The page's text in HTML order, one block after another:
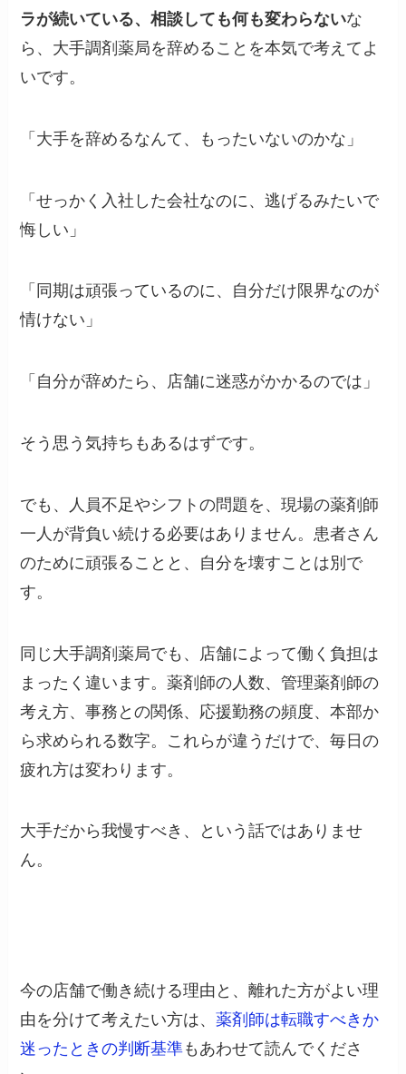
ラが続いている、相談しても何も変わらないな
ら、大手調剤薬局を辞めることを本気で考えてよ
いです。
「大手を辞めるなんて、もったいないのかな」
「せっかく入社した会社なのに、逃げるみたいで
悔しい」
「同期は頑張っているのに、自分だけ限界なのが
情けない」
「自分が辞めたら、店舗に迷惑がかかるのでは」
そう思う気持ちもあるはずです。
でも、人員不足やシフトの問題を、現場の薬剤師
一人が背負い続ける必要はありません。患者さん
のために頑張ることと、自分を壊すことは別で
す。
同じ大手調剤薬局でも、店舗によって働く負担は
まったく違います。薬剤師の人数、管理薬剤師の
考え方、事務との関係、応援勤務の頻度、本部か
ら求められる数字。これらが違うだけで、毎日の
疲れ方は変わります。
大手だから我慢すべき、という話ではありませ
ん。
今の店舗で働き続ける理由と、離れた方がよい理
由を分けて考えたい方は、薬剤師は転職すべきか
迷ったときの判断基準もあわせて読んでくださ